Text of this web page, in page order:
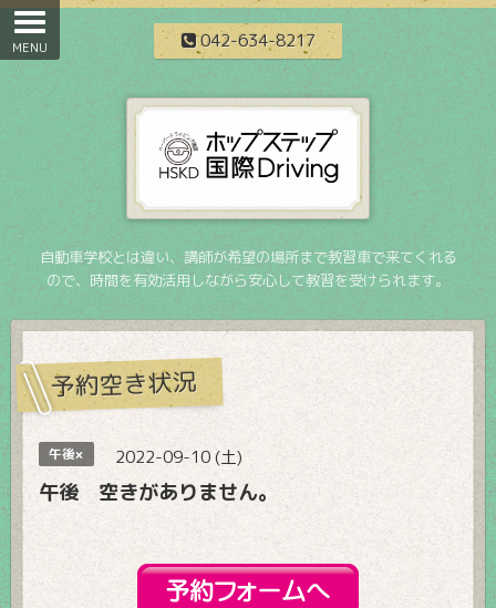
042-634-8217
自動車学校とは違い、講師が希望の場所まで教習車で来てくれる
ので、時間を有効活用しながら安心して教習を受けられます。
予約空き状況
午後× 2022-09-10 (土)
午後 空きがありません。